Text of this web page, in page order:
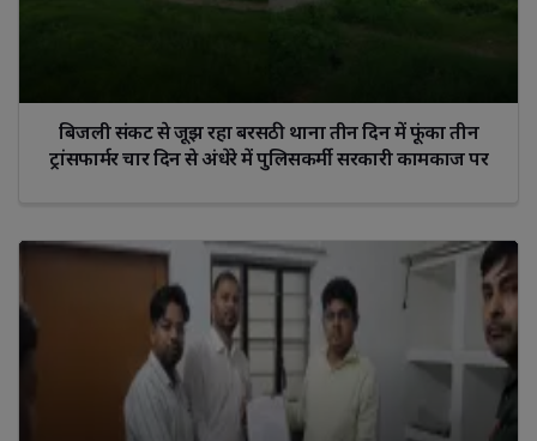
बिजली संकट से जूझ रहा बरसठी थाना तीन दिन में फूंका तीन
ट्रांसफार्मर चार दिन से अंधेरे में पुलिसकर्मी सरकारी कामकाज पर